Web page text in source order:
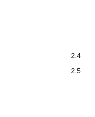
2.4
2.5